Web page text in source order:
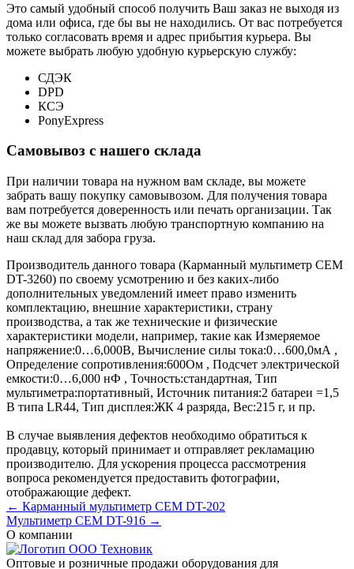
Это самый удобный способ получить Ваш заказ не выходя из
дома или офиса, где бы вы не находились. От вас потребуется
только согласовать время и адрес прибытия курьера. Вы
можете выбрать любую удобную курьерскую службу:
СДЭК
DPD
КСЭ
PonyExpress
Самовывоз с нашего склада
При наличии товара на нужном вам складе, вы можете
забрать вашу покупку самовывозом. Для получения товара
вам потребуется доверенность или печать организации. Так
же вы можете вызвать любую транспортную компанию на
наш склад для забора груза.
Производитель данного товара (Карманный мультиметр CEM
DT-3260) по своему усмотрению и без каких-либо
дополнительных уведомлений имеет право изменить
комплектацию, внешние характеристики, страну
производства, а так же технические и физические
характеристики модели, например, такие как Измеряемое
напряжение:0…6,000В, Вычисление силы тока:0…600,0мА ,
Определение сопротивления:600Ом , Подсчет электрической
емкости:0…6,000 нФ , Точность:стандартная, Тип
мультиметра:портативный, Источник питания:2 батареи =1,5
В типа LR44, Тип дисплея:ЖК 4 разряда, Вес:215 г, и пр.
В случае выявления дефектов необходимо обратиться к
продавцу, который принимает и отправляет рекламацию
производителю. Для ускорения процесса рассмотрения
вопроса рекомендуется предоставить фотографии,
отображающие дефект.
← Карманный мультиметр CEM DT-202
Мультиметр CEM DT-916 →
О компании
Оптовые и розничные продажи оборудования для